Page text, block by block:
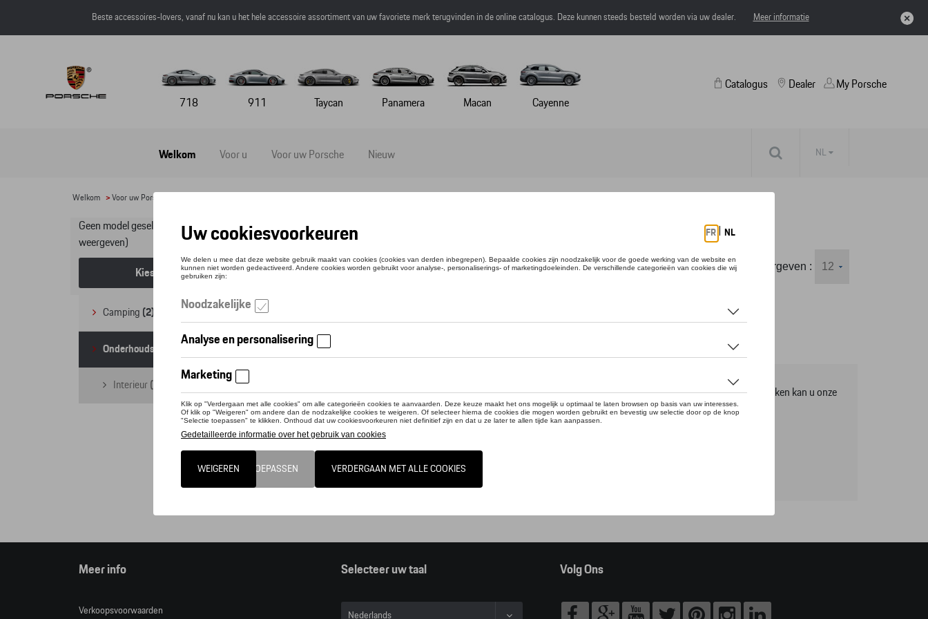
Beste accessoires-lovers, vanaf nu kan u het hele accessoire assortiment van uw favoriete merk terugvinden in de online catalogus. Deze kunnen steeds besteld worden via uw dealer. Meer informatie
718 911 Taycan Panamera Macan Cayenne
Catalogus
Welkom Voor u Voor uw Porsche Nieuw
Dealer My Porsche
NL
Welkom >Voor uw Porsche
Geen model geselecteerd (Alles
weergeven)
Kies een model
Camping (2)
Onderhoudsproducten (1)
Interieur (1)
Interieur wagen
Weergeven :
Deze online shop biedt u enkel een selectie uit ons Tequipment accessoire gamma, om het volledige gamma te ontdekken kan u onze
Tequipment accessoire zoeker raadplegen.
Opgelet, door op deze link te klikken verlaat u de online shop en kan u dus geen artikels online bestellen.
Catalogus Porsche
Meer info
Verkoopsvoorwaarden
Selecteer uw taal
Nederlands
Volg Ons